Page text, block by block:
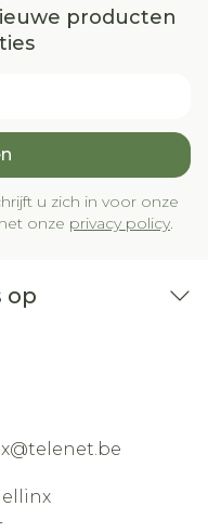
producten
u zich in voor onze
onze privacy policy.
op
telenet.be